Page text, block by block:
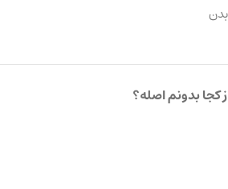
کجا بدونم اصله؟